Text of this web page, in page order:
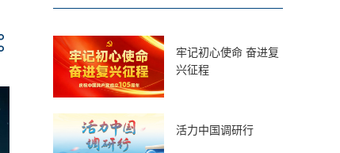
牢记初心使命 奋进复
兴征程
活力中国调研行